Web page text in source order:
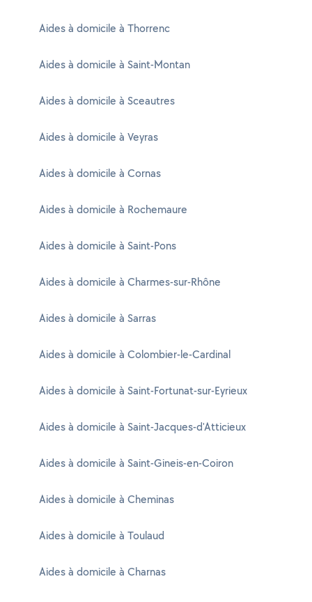
Aides à domicile à Thorrenc
Aides à domicile à Saint-Montan
Aides à domicile à Sceautres
Aides à domicile à Veyras
Aides à domicile à Cornas
Aides à domicile à Rochemaure
Aides à domicile à Saint-Pons
Aides à domicile à Charmes-sur-Rhône
Aides à domicile à Sarras
Aides à domicile à Colombier-le-Cardinal
Aides à domicile à Saint-Fortunat-sur-Eyrieux
Aides à domicile à Saint-Jacques-d'Atticieux
Aides à domicile à Saint-Gineis-en-Coiron
Aides à domicile à Cheminas
Aides à domicile à Toulaud
Aides à domicile à Charnas